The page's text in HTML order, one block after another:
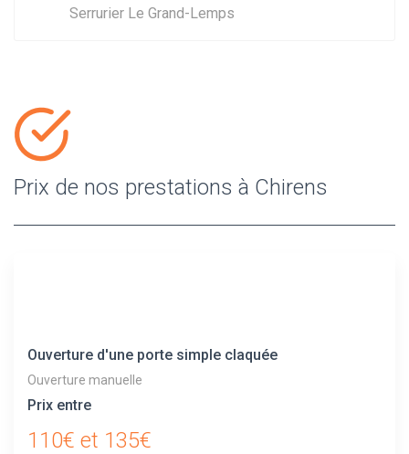
Serrurier Le Grand-Lemps
Prix de nos prestations à Chirens
Ouverture d'une porte simple claquée
Ouverture manuelle
Prix entre
110€ et 135€